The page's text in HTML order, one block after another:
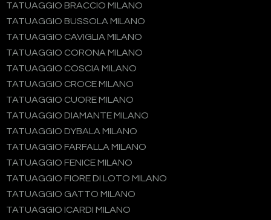
TATUAGGIO BRACCIO MILANO
TATUAGGIO BUSSOLA MILANO
TATUAGGIO CAVIGLIA MILANO
TATUAGGIO CORONA MILANO
TATUAGGIO COSCIA MILANO
TATUAGGIO CROCE MILANO
TATUAGGIO CUORE MILANO
TATUAGGIO DIAMANTE MILANO
TATUAGGIO DYBALA MILANO
TATUAGGIO FARFALLA MILANO
TATUAGGIO FENICE MILANO
TATUAGGIO FIORE DI LOTO MILANO
TATUAGGIO GATTO MILANO
TATUAGGIO ICARDI MILANO